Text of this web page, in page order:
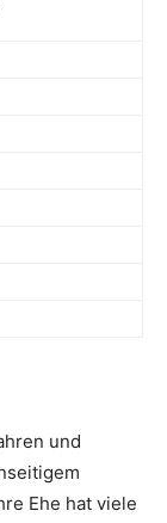
und
Ehe hat viele